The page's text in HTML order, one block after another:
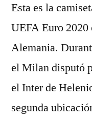
Esta es la
UEFA Euro 2020
Alemania.
el Milan disputó
el Inter de
segunda